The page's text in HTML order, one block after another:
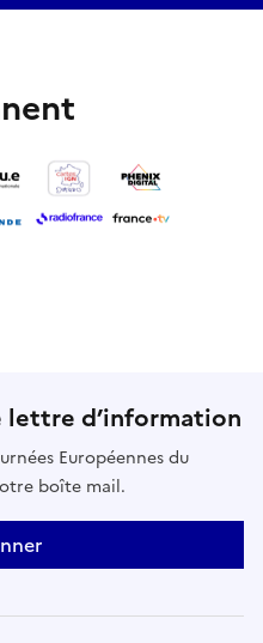
lettre d’information
Européennes du
boîte mail.